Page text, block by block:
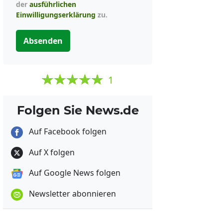
der ausführlichen
Einwilligungserklärung zu.
Absenden
1
Folgen Sie News.de
Auf Facebook folgen
Auf X folgen
Auf Google News folgen
Newsletter abonnieren